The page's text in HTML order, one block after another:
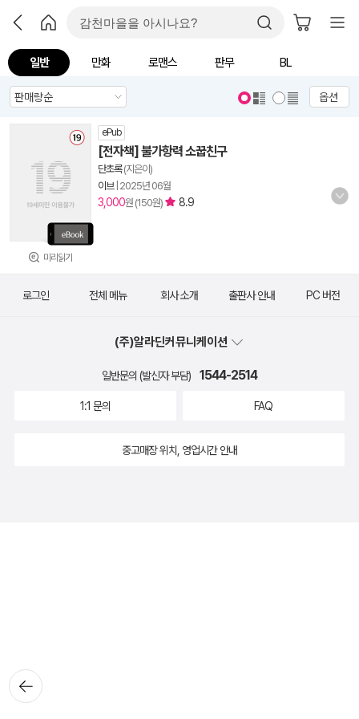
일반 만화 로맨스 판무 BL
옵션
미리읽기
ePub
[전자책] 불가항력 소꿉친구
단초록(지은이)
이브| 2025년 06월
3,000원 (150원) 8.9
뒤로가
기
로그인 전체 메뉴 회사 소개 출판사 안내 PC 버전
(주)알라딘커뮤니케이션
일반문의 (발신자 부담) 1544-2514
1:1 문의 FAQ
중고매장 위치, 영업시간 안내